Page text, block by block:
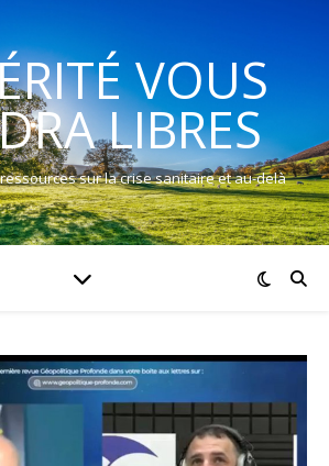
VOUS
LIBRES
sur la crise sanitaire et au-delà